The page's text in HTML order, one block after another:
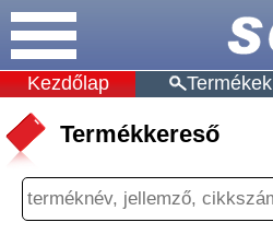
Kezdőlap Termékek
Termékkereső